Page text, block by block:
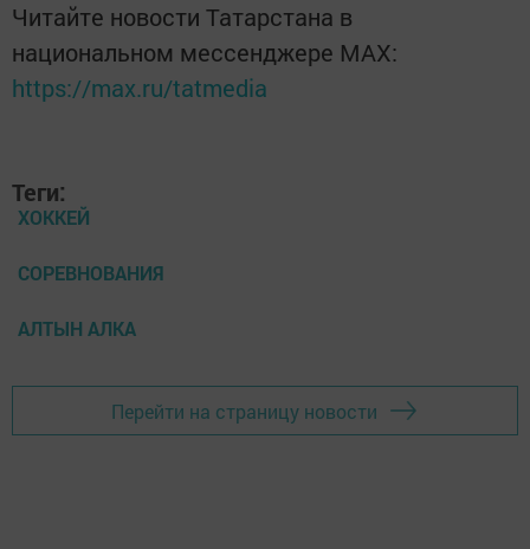
Читайте новости Татарстана в
национальном мессенджере MАХ:
https://max.ru/tatmedia
Теги:
ХОККЕЙ
СОРЕВНОВАНИЯ
АЛТЫН АЛКА
Перейти на страницу новости